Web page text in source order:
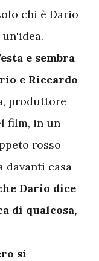
chi è Dario
e sembra
e Riccardo
produttore
film, in un
rosso
davanti casa
Dario dice
di qualcosa,
si